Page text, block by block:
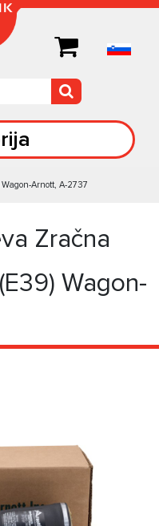
Arnott, A-2737
Zračna
Wagon-